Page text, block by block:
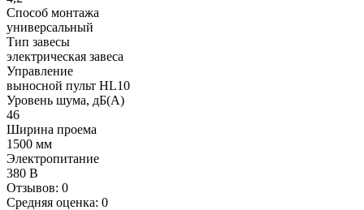
Способ монтажа
универсальный
Тип завесы
электрическая завеса
Управление
выносной пульт HL10
Уровень шума, дБ(А)
46
Ширина проема
1500 мм
Электропитание
380 В
Отзывов: 0
Средняя оценка: 0